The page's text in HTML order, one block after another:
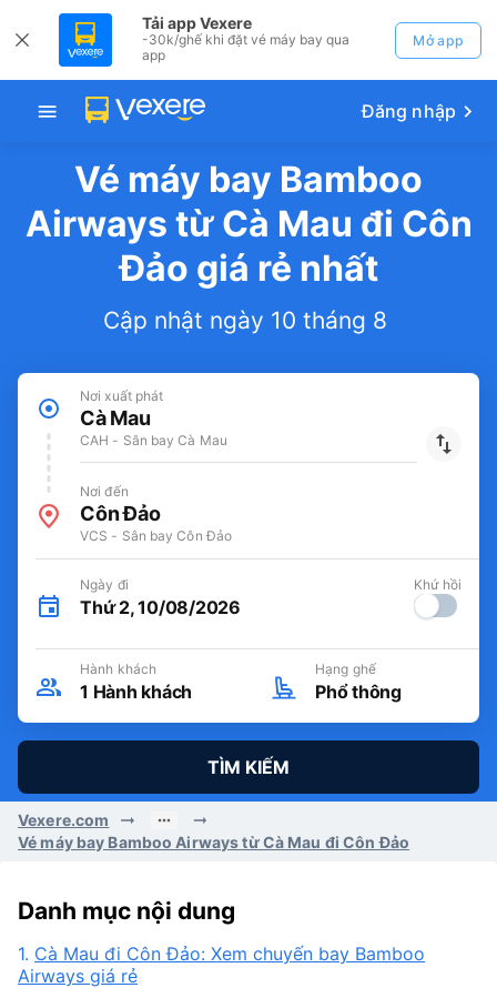
Tải app Vexere
-30k/ghế khi đặt vé máy bay qua
app
Mở app
Đăng nhập
Vé máy bay Bamboo
Airways từ Cà Mau đi Côn
Đảo giá rẻ nhất
Cập nhật ngày 10 tháng 8
Nơi xuất phát
Cà Mau
CAH - Sân bay Cà Mau
Nơi đến
Côn Đảo
VCS - Sân bay Côn Đảo
Ngày đi
Thứ 2, 10/08/2026
Khứ hồi
Hành khách
1 Hành khách
Hạng ghế
Phổ thông
TÌM KIẾM
Vexere.com
Vé máy bay Bamboo Airways từ Cà Mau đi Côn Đảo
Danh mục nội dung
1. Cà Mau đi Côn Đảo: Xem chuyến bay Bamboo
Airways giá rẻ